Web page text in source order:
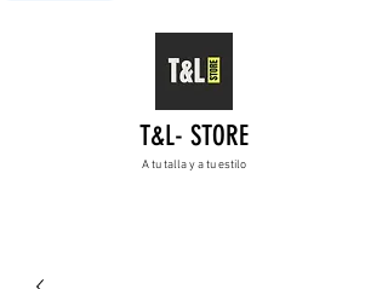
T&L- STORE
A tu talla y a tu estilo